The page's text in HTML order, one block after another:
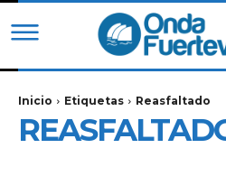
Inicio Etiquetas Reasfaltado